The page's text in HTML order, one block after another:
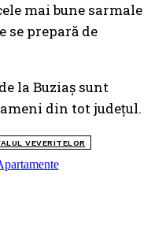
mai bune sarmale
se prepară de
la Buziaș sunt
din tot județul.
VEVERITELOR